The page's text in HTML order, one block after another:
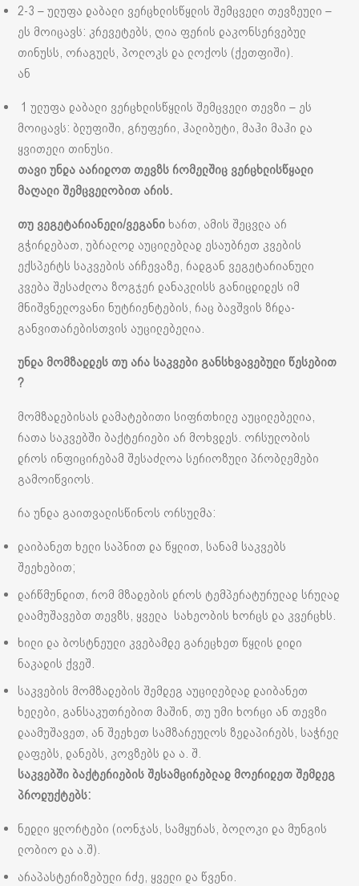
2-3 – ულუფა დაბალი ვერცხლისწყლის შემცველი თევზეული –
ეს მოიცავს: კრევეტებს, ღია ფერის დაკონსერვებულ
თინუსს, ორაგულს, პოლოკს და ლოქოს (ქეთფიში).
ან
1 ულუფა დაბალი ვერცხლისწყლის შემცველი თევზი – ეს
მოიცავს: ბლუფიში, გრუფერი, ჰალიბუტი, მაჰი მაჰი და
ყვითელი თინუსი.
თავი უნდა აარიდოთ თევზს რომელშიც ვერცხლისწყალი
მაღალი შემცველობით არის.
თუ ვეგეტარიანელი/ვეგანი ხართ, ამის შეცვლა არ
გჭირდებათ, უბრალოდ აუცილებლად ესაუბრეთ კვების
ექსპერტს საკვების არჩევაზე, რადგან ვეგეტარიანული
კვება შესაძლოა ზოგჯერ დანაკლისს განიცდიდეს იმ
მნიშვნელოვანი ნუტრიენტების, რაც ბავშვის ზრდა-
განვითარებისთვის აუცილებელია.
უნდა მომზადდეს თუ არა საკვები განსხვავებული წესებით
?
მომზადებისას დამატებითი სიფრთხილე აუცილებელია,
რათა საკვებში ბაქტერიები არ მოხვდეს. ორსულობის
დროს ინფიცირებამ შესაძლოა სერიოზული პრობლემები
გამოიწვიოს.
რა უნდა გაითვალისწინოს ორსულმა:
დაიბანეთ ხელი საპნით და წყლით, სანამ საკვებს
შეეხებით;
დარწმუნდით, რომ მზადების დროს ტემპერატურულად სრულად
დაამუშავებთ თევზს, ყველა სახეობის ხორცს და კვერცხს.
ხილი და ბოსტნეული კვებამდე გარეცხეთ წყლის დიდი
ნაკადის ქვეშ.
საკვების მომზადების შემდეგ აუცილებლად დაიბანეთ
ხელები, განსაკუთრებით მაშინ, თუ უმი ხორცი ან თევზი
დაამუშავეთ, ან შეეხეთ სამზარეულოს ზედაპირებს, საჭრელ
დაფებს, დანებს, კოვზებს და ა. შ.
საკვებში ბაქტერიების შესამცირებლად მოერიდეთ შემდეგ
პროდუქტებს:
ნედლი ყლორტები (იონჯას, სამყურას, ბოლოკი და მუნგის
ლობიო და ა.შ).
არაპასტერიზებული რძე, ყველი და წვენი.